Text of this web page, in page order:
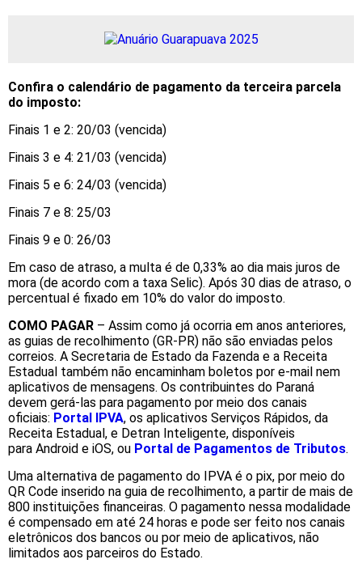
Confira o calendário de pagamento da terceira parcela
do imposto:
Finais 1 e 2: 20/03 (vencida)
Finais 3 e 4: 21/03 (vencida)
Finais 5 e 6: 24/03 (vencida)
Finais 7 e 8: 25/03
Finais 9 e 0: 26/03
Em caso de atraso, a multa é de 0,33% ao dia mais juros de
mora (de acordo com a taxa Selic). Após 30 dias de atraso, o
percentual é fixado em 10% do valor do imposto.
COMO PAGAR – Assim como já ocorria em anos anteriores,
as guias de recolhimento (GR-PR) não são enviadas pelos
correios. A Secretaria de Estado da Fazenda e a Receita
Estadual também não encaminham boletos por e-mail nem
aplicativos de mensagens. Os contribuintes do Paraná
devem gerá-las para pagamento por meio dos canais
oficiais: Portal IPVA, os aplicativos Serviços Rápidos, da
Receita Estadual, e Detran Inteligente, disponíveis
para Android e iOS, ou Portal de Pagamentos de Tributos.
Uma alternativa de pagamento do IPVA é o pix, por meio do
QR Code inserido na guia de recolhimento, a partir de mais de
800 instituições financeiras. O pagamento nessa modalidade
é compensado em até 24 horas e pode ser feito nos canais
eletrônicos dos bancos ou por meio de aplicativos, não
limitados aos parceiros do Estado.